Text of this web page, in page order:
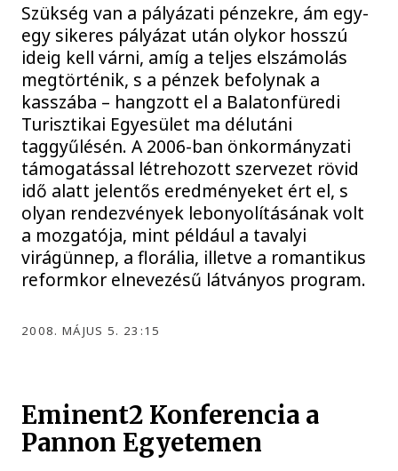
Szükség van a pályázati pénzekre, ám egy-
egy sikeres pályázat után olykor hosszú
ideig kell várni, amíg a teljes elszámolás
megtörténik, s a pénzek befolynak a
kasszába – hangzott el a Balatonfüredi
Turisztikai Egyesület ma délutáni
taggyűlésén. A 2006-ban önkormányzati
támogatással létrehozott szervezet rövid
idő alatt jelentős eredményeket ért el, s
olyan rendezvények lebonyolításának volt
a mozgatója, mint például a tavalyi
virágünnep, a florália, illetve a romantikus
reformkor elnevezésű látványos program.
2008. MÁJUS 5. 23:15
Eminent2 Konferencia a
Pannon Egyetemen